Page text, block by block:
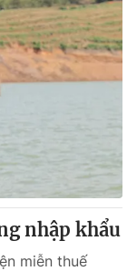
nhập khẩu
miễn thuế